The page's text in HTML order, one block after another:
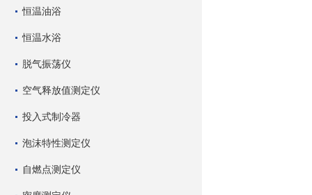
恒温油浴
恒温水浴
脱气振荡仪
空气释放值测定仪
投入式制冷器
泡沫特性测定仪
自燃点测定仪